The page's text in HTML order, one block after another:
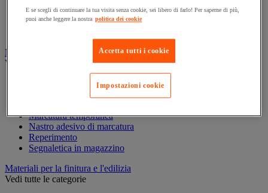
Attrezzi per lubrificazione
Grasso e olio
Marcatura
Vedi tutte le categorie
Marcatura temporanea
Nastro adesivo di marcatura
Reperimento
Segnaletica in magazzino
Materiali per la finitura e l'edilizia
Vedi tutte le categorie
E se scegli di continuare la tua visita senza cookie, sei libero di farlo! Per saperne di più,
puoi anche leggere la nostra politica dei cookie
Accetta tutti i cookie
Impostazioni cookie